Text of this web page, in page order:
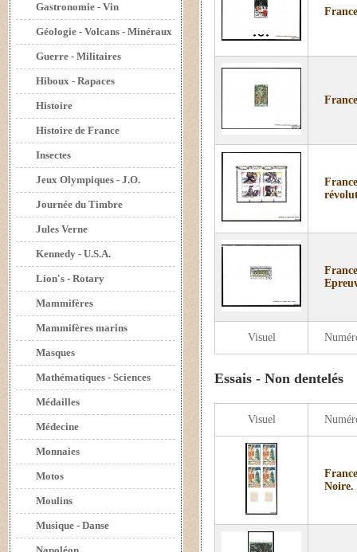
Gastronomie - Vin
Géologie - Volcans - Minéraux
Guerre - Militaires
Hiboux - Rapaces
Histoire
Histoire de France
Insectes
Jeux Olympiques - J.O.
Journée du Timbre
Jules Verne
Kennedy - U.S.A.
Lion's - Rotary
Mammifères
Mammifères marins
Masques
Mathématiques - Sciences
Médailles
Médecine
Monnaies
Motos
Moulins
Musique - Danse
Visuel
Essais - Non dentelés
Visuel
Noire.